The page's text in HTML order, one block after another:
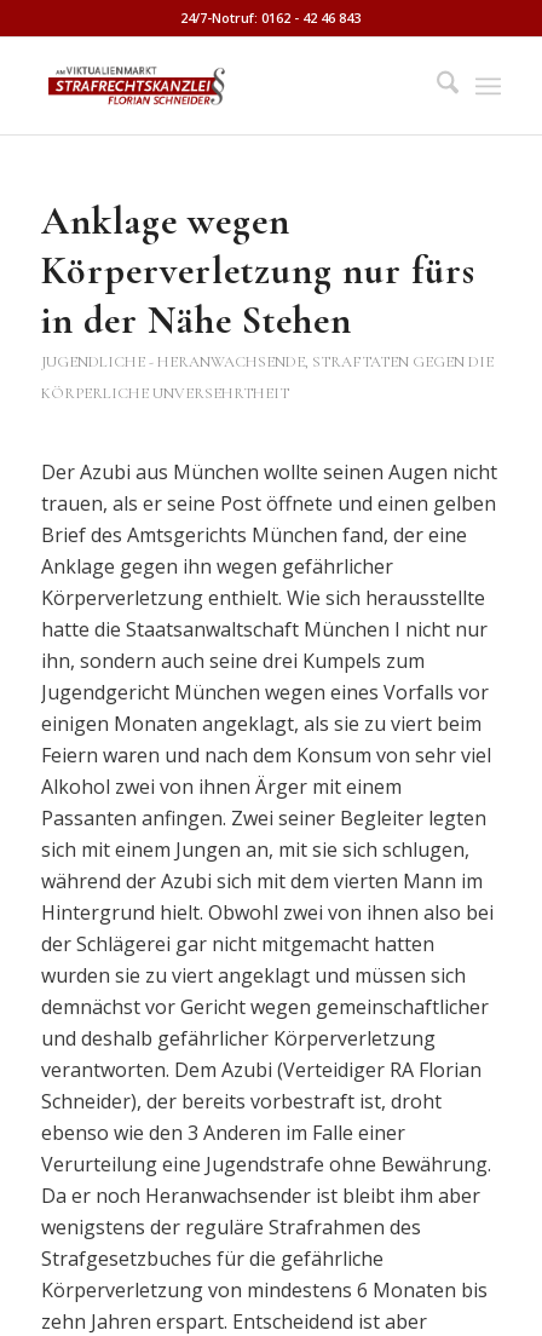
24/7-Notruf: 0162 - 42 46 843
Anklage wegen
Körperverletzung nur fürs
in der Nähe Stehen
JUGENDLICHE - HERANWACHSENDE, STRAFTATEN GEGEN DIE
KÖRPERLICHE UNVERSEHRTHEIT
Der Azubi aus München wollte seinen Augen nicht
trauen, als er seine Post öffnete und einen gelben
Brief des Amtsgerichts München fand, der eine
Anklage gegen ihn wegen gefährlicher
Körperverletzung enthielt. Wie sich herausstellte
hatte die Staatsanwaltschaft München I nicht nur
ihn, sondern auch seine drei Kumpels zum
Jugendgericht München wegen eines Vorfalls vor
einigen Monaten angeklagt, als sie zu viert beim
Feiern waren und nach dem Konsum von sehr viel
Alkohol zwei von ihnen Ärger mit einem
Passanten anfingen. Zwei seiner Begleiter legten
sich mit einem Jungen an, mit sie sich schlugen,
während der Azubi sich mit dem vierten Mann im
Hintergrund hielt. Obwohl zwei von ihnen also bei
der Schlägerei gar nicht mitgemacht hatten
wurden sie zu viert angeklagt und müssen sich
demnächst vor Gericht wegen gemeinschaftlicher
und deshalb gefährlicher Körperverletzung
verantworten. Dem Azubi (Verteidiger RA Florian
Schneider), der bereits vorbestraft ist, droht
ebenso wie den 3 Anderen im Falle einer
Verurteilung eine Jugendstrafe ohne Bewährung.
Da er noch Heranwachsender ist bleibt ihm aber
wenigstens der reguläre Strafrahmen des
Strafgesetzbuches für die gefährliche
Körperverletzung von mindestens 6 Monaten bis
zehn Jahren erspart. Entscheidend ist aber